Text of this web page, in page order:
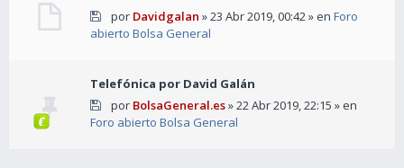
por Davidgalan » 23 Abr 2019, 00:42 » en Foro
abierto Bolsa General
Telefónica por David Galán
por BolsaGeneral.es» 22 Abr 2019, 22:15 » en
Foro abierto Bolsa General